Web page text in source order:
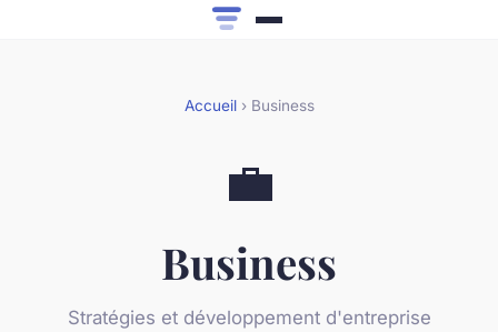
Accueil› Business
💼
Business
Stratégies et développement d'entreprise